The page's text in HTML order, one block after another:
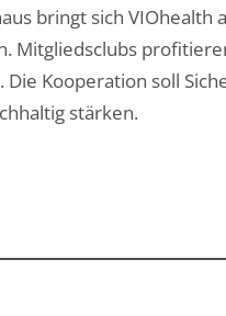
bringt sich
Mitgliedsclubs
Kooperation soll
stärken.